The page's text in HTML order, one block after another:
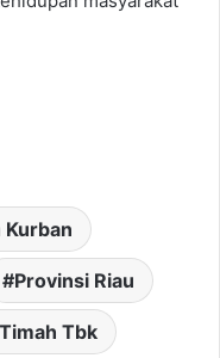
Provinsi Riau
Tbk